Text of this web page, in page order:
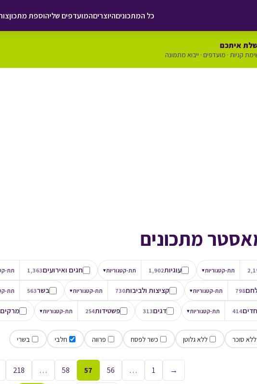
כל המתכוניםהיוצריםהמועדפים שליהוספת מתכון
איתכם
קניות · מועדפים · ייבוא מתמונה
מתכונים
תת-קטגוריות▾ עוגיות1,902 תת-קטגוריות▾ חגים ואירועים1,363 תת-
798 תת-קטגוריות▾ קציצות ולביבות730 תת-קטגוריות▾ בשר563 תת-
414 תת-קטגוריות▾ דגים313 פשטידות254 תת-קטגוריות▾ מרקים
ללא סוכר ללא גלוטן כשר לפסח פרווה חלבי בשרי
→
1
…
56
57
58
…
218